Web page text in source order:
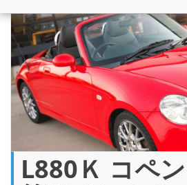
Skip
to
content
L880Ｋ コペ